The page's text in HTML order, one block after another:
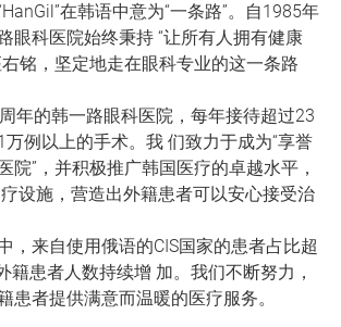
在韩语中意为“一条路”。自1985年
眼科医院始终秉持 “让所有人拥有健康
铭，坚定地走在眼科专业的这一条路
年的韩一路眼科医院，每年接待超过23
例以上的手术。我 们致力于成为“享誉
院”，并积极推广韩国医疗的卓越水平，
设施，营造出外籍患者可以安心接受治
，来自使用俄语的CIS国家的患者占比超
籍患者人数持续增 加。我们不断努力，
患者提供满意而温暖的医疗服务。